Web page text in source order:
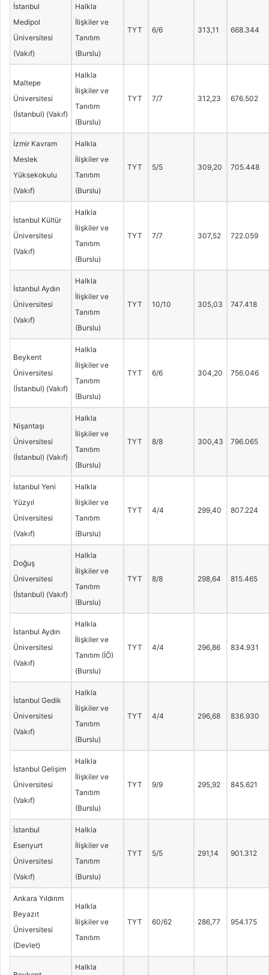
İstanbul
Medipol
Üniversitesi
(Vakıf)
Halkla
İlişkiler ve
Tanıtım
(Burslu)
TYT 6/6 313,11 668.344
Maltepe
Üniversitesi
(İstanbul) (Vakıf)
Halkla
İlişkiler ve
Tanıtım
(Burslu)
TYT 7/7 312,23 676.502
İzmir Kavram
Meslek
Yüksekokulu
(Vakıf)
Halkla
İlişkiler ve
Tanıtım
(Burslu)
TYT 5/5 309,20 705.448
İstanbul Kültür
Üniversitesi
(Vakıf)
Halkla
İlişkiler ve
Tanıtım
(Burslu)
TYT 7/7 307,52 722.059
İstanbul Aydın
Üniversitesi
(Vakıf)
Halkla
İlişkiler ve
Tanıtım
(Burslu)
TYT 10/10 305,03 747.418
Beykent
Üniversitesi
(İstanbul) (Vakıf)
Halkla
İlişkiler ve
Tanıtım
(Burslu)
TYT 6/6 304,20 756.046
Nişantaşı
Üniversitesi
(İstanbul) (Vakıf)
Halkla
İlişkiler ve
Tanıtım
(Burslu)
TYT 8/8 300,43 796.065
İstanbul Yeni
Yüzyıl
Üniversitesi
(Vakıf)
Halkla
İlişkiler ve
Tanıtım
(Burslu)
TYT 4/4 299,40 807.224
Doğuş
Üniversitesi
(İstanbul) (Vakıf)
Halkla
İlişkiler ve
Tanıtım
(Burslu)
TYT 8/8 298,64 815.465
İstanbul Aydın
Üniversitesi
(Vakıf)
Halkla
İlişkiler ve
Tanıtım (İÖ)
(Burslu)
TYT 4/4 296,86 834.931
İstanbul Gedik
Üniversitesi
(Vakıf)
Halkla
İlişkiler ve
Tanıtım
(Burslu)
TYT 4/4 296,68 836.930
İstanbul Gelişim
Üniversitesi
(Vakıf)
Halkla
İlişkiler ve
Tanıtım
(Burslu)
TYT 9/9 295,92 845.621
İstanbul
Esenyurt
Üniversitesi
(Vakıf)
Halkla
İlişkiler ve
Tanıtım
(Burslu)
TYT 5/5 291,14 901.312
Ankara Yıldırım
Beyazıt
Üniversitesi
(Devlet)
Halkla
İlişkiler ve
Tanıtım
TYT 60/62 286,77 954.175
Halkla